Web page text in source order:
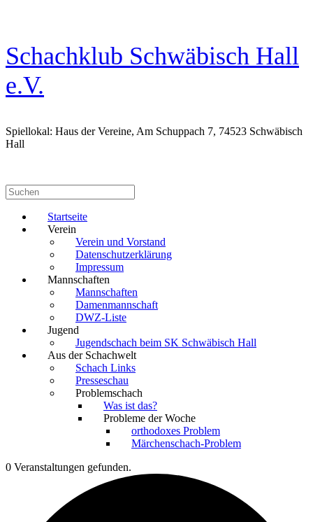
Schachklub Schwäbisch Hall
e.V.
Spiellokal: Haus der Vereine, Am Schuppach 7, 74523 Schwäbisch
Hall
Suchen
nach:
Startseite
Verein
Verein und Vorstand
Datenschutzerklärung
Impressum
Mannschaften
Mannschaften
Damenmannschaft
DWZ-Liste
Jugend
Jugendschach beim SK Schwäbisch Hall
Aus der Schachwelt
Schach Links
Presseschau
Problemschach
Was ist das?
Probleme der Woche
orthodoxes Problem
Märchenschach-Problem
0 Veranstaltungen gefunden.